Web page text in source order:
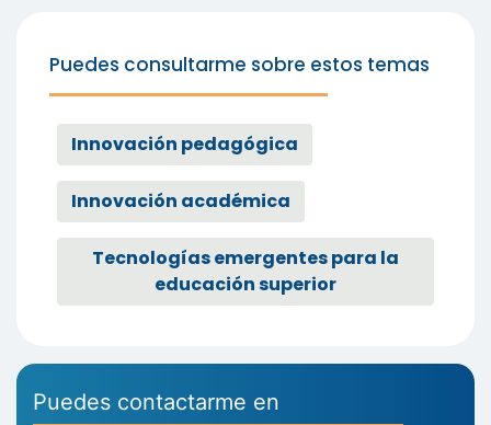
Puedes consultarme sobre estos temas
Innovación pedagógica
Innovación académica
Tecnologías emergentes para la
educación superior
Puedes contactarme en